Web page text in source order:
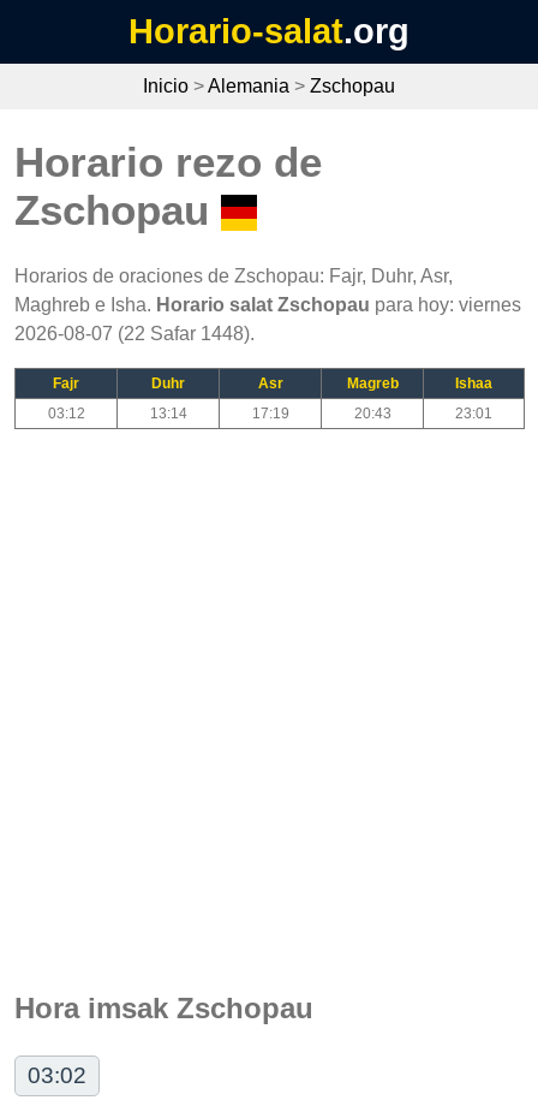
Horario-salat.org
Inicio >Alemania > Zschopau
Horario rezo de
Zschopau
Horarios de oraciones de Zschopau: Fajr, Duhr, Asr,
Maghreb e Isha. Horario salat Zschopau para hoy: viernes
2026-08-07 (22 Safar 1448).
Fajr Duhr Asr Magreb
Ishaa
03:12
13:14 17:19 20:43 23:01
Hora imsak Zschopau
03:02